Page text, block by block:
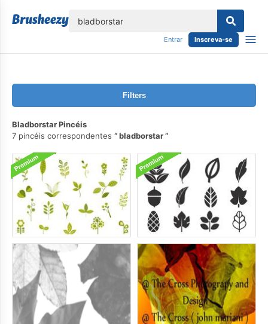
Entrar Inscreva-se
Filters
Bladborstar Pincéis
7 pincéis correspondentes
bladborstar